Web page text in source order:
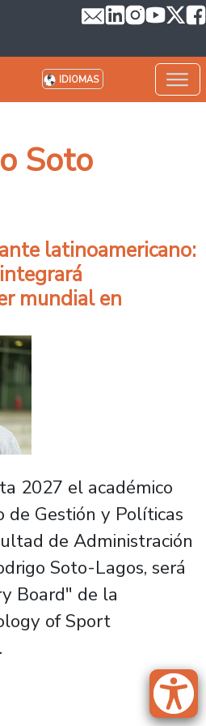
IDIOMAS
Soto
latinoamericano:
mundial en
2027 el académico
Gestión y Políticas
de Administración
Soto-Lagos, será
Board" de la
of Sport